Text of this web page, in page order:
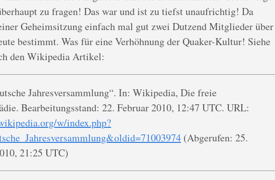
zu fragen! Das war und ist zu tiefst unaufrichtig! Da
Geheimsitzung einfach mal gut zwei Dutzend Mitglieder über
bestimmt. Was für eine Verhöhnung der Quaker-Kultur! Siehe
den Wikipedia Artikel:
Jahresversammlung“. In: Wikipedia, Die freie
Bearbeitungsstand: 22. Februar 2010, 12:47 UTC. URL:
w/index.php?
(Abgerufen: 25.
21:25 UTC)